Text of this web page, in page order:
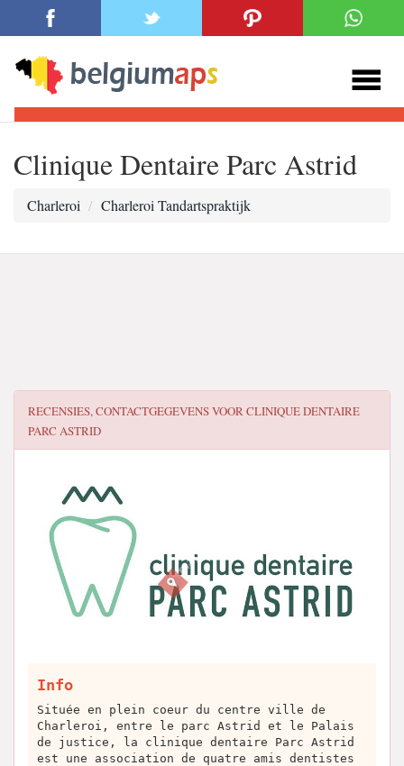
Clinique Dentaire Parc Astrid
Charleroi Charleroi Tandartspraktijk
RECENSIES, CONTACTGEGEVENS VOORCLINIQUE DENTAIRE
PARC ASTRID
Info
Située en plein coeur du centre ville de
Charleroi, entre le parc Astrid et le Palais
de justice, la clinique dentaire Parc Astrid
est une association de quatre amis dentistes